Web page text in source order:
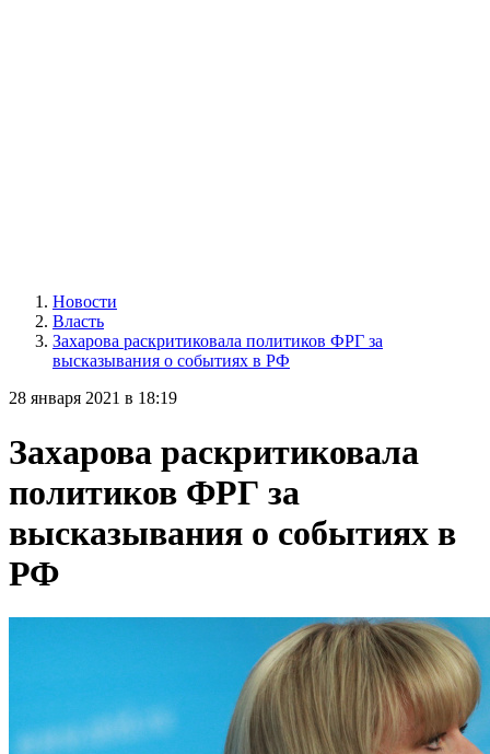
Новости
Власть
Захарова раскритиковала политиков ФРГ за
высказывания о событиях в РФ
28 января 2021 в 18:19
Захарова раскритиковала
политиков ФРГ за
высказывания о событиях в
РФ